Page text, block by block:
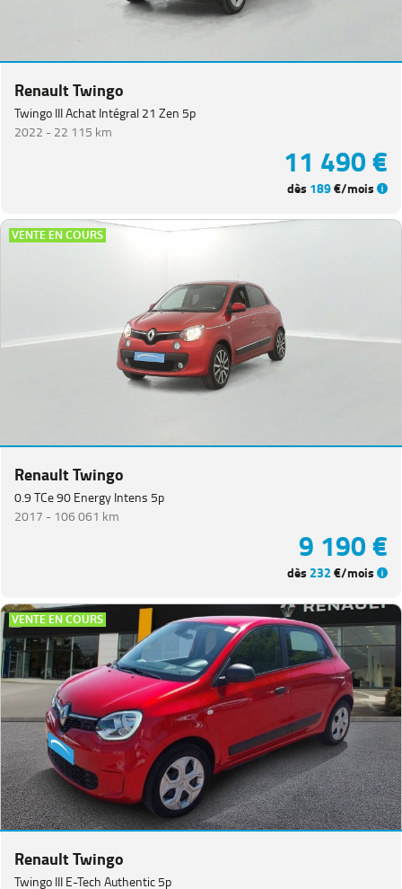
Renault Twingo
Twingo III Achat Intégral 21 Zen 5p
2022 -22 115 km
11 490 €
dès 189€/mois
VENTE EN COURS
Renault Twingo
0.9 TCe 90 Energy Intens 5p
2017 - 106 061 km
9 190 €
dès 232€/mois
VENTE EN COURS
Renault Twingo
Twingo III E-Tech Authentic 5p